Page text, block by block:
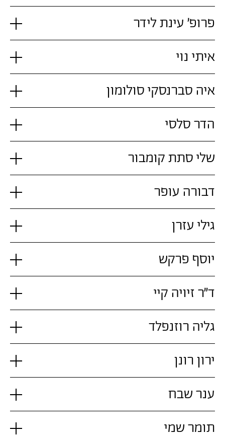
פרופ' עינת לידר
איתי נוי
איה סברנסקי סולומון
הדר סלסי
שלי סתת קומבור
דבורה עופר
גילי עזרן
יוסף פרקש
ד"ר זיויה קיי
גליה רוזנפלד
ירון רונן
ענר שבח
תומר שמי